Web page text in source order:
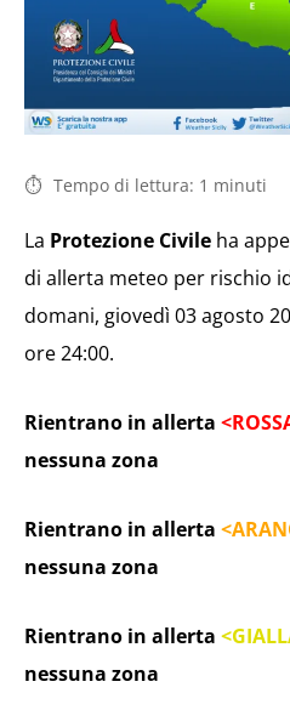
Tempo di lettura: 1 minuti
La Protezione Civile ha
di allerta meteo per rischio
domani, giovedì 03 agosto
ore 24:00.
Rientrano in allerta
nessuna zona
Rientrano in allerta
nessuna zona
Rientrano in allerta
nessuna zona